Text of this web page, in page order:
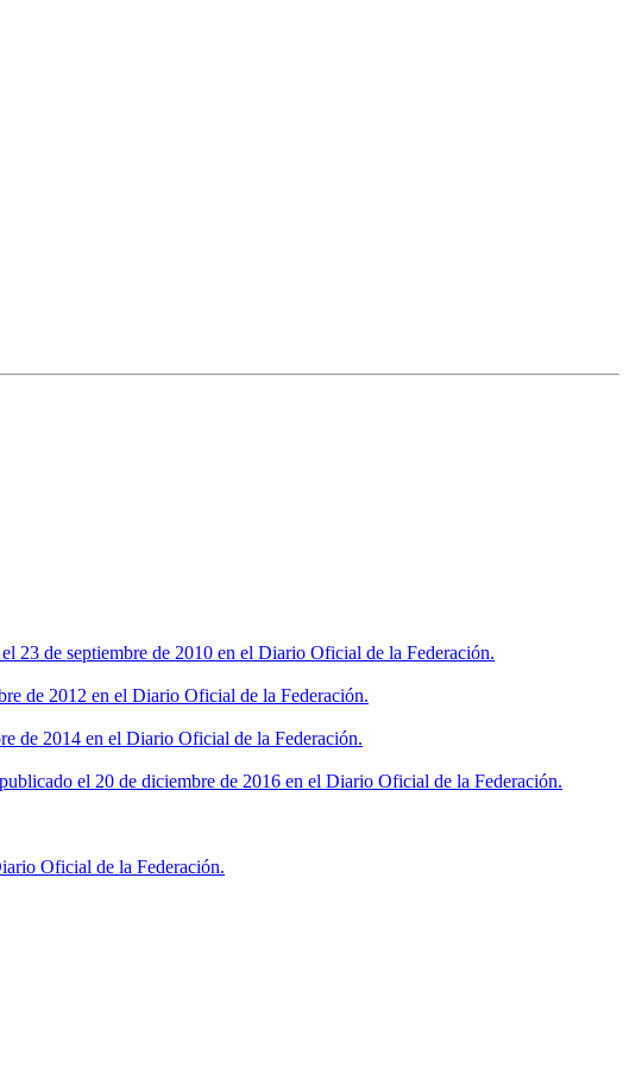
23 de septiembre de 2010 en el Diario Oficial de la Federación.
de 2012 en el Diario Oficial de la Federación.
de 2014 en el Diario Oficial de la Federación.
el 20 de diciembre de 2016 en el Diario Oficial de la Federación.
Oficial de la Federación.